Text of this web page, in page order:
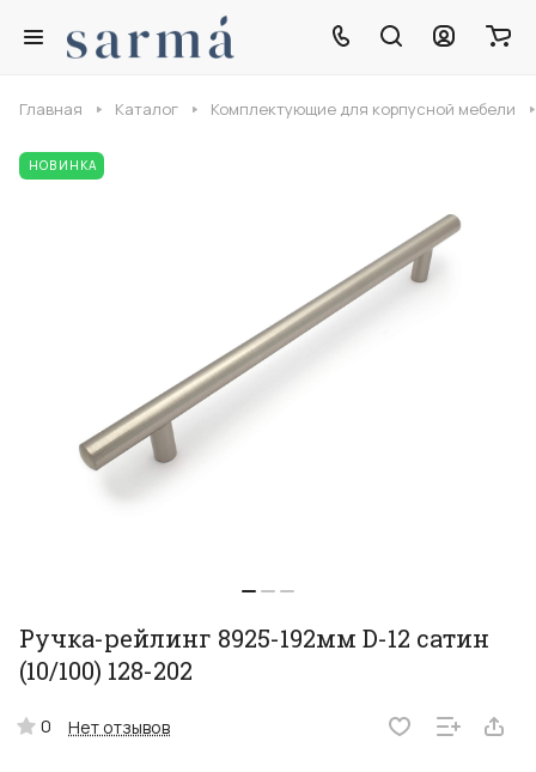
Главная Каталог Комплектующие для корпусной мебели
НОВИНКА
Ручка-рейлинг 8925-192мм D-12 сатин
(10/100) 128-202
0 Нет отзывов